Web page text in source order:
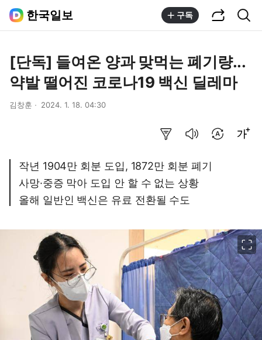
한국일보 구독
[단독] 들여온 양과 맞먹는 폐기량...
약발 떨어진 코로나19 백신 딜레마
김창훈 2024. 1. 18. 04:30
작년 1904만 회분 도입, 1872만 회분 폐기
사망·중증 막아 도입 안 할 수 없는 상황
올해 일반인 백신은 유료 전환될 수도